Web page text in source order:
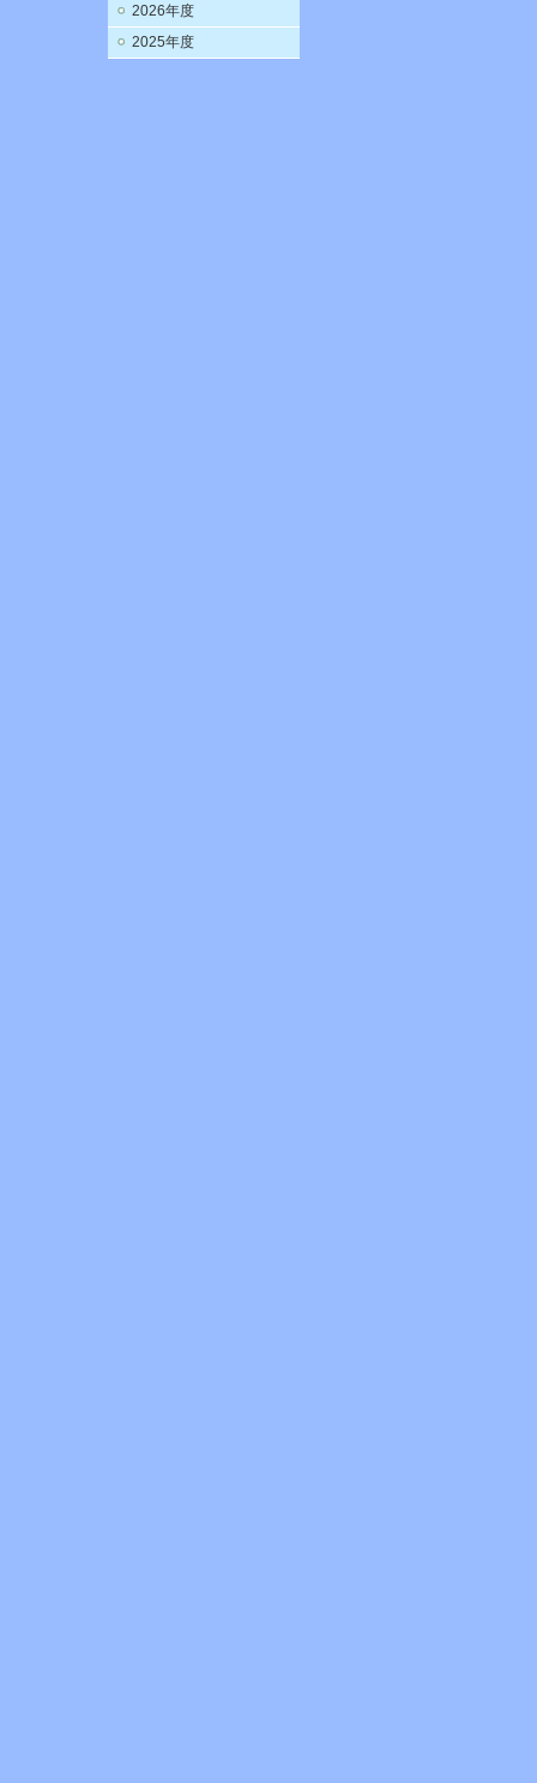
2026年度
2025年度